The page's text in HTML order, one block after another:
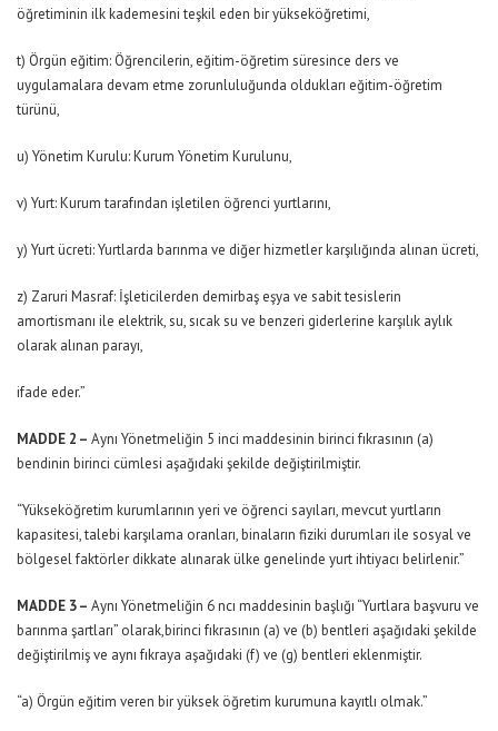
öğretiminin ilk kademesini teşkil eden bir yükseköğretimi,
t) Örgün eğitim: Öğrencilerin, eğitim-öğretim süresince ders ve
uygulamalara devam etme zorunluluğunda oldukları eğitim-öğretim
türünü,
u) Yönetim Kurulu: Kurum Yönetim Kurulunu,
v) Yurt: Kurum tarafından işletilen öğrenci yurtlarını,
y) Yurt ücreti: Yurtlarda barınma ve diğer hizmetler karşılığında alınan ücreti,
z) Zaruri Masraf: İşleticilerden demirbaş eşya ve sabit tesislerin
amortismanı ile elektrik, su, sıcak su ve benzeri giderlerine karşılık aylık
olarak alınan parayı,
ifade eder.”
MADDE 2 – Aynı Yönetmeliğin 5 inci maddesinin birinci fıkrasının (a)
bendinin birinci cümlesi aşağıdaki şekilde değiştirilmiştir.
“Yükseköğretim kurumlarının yeri ve öğrenci sayıları, mevcut yurtların
kapasitesi, talebi karşılama oranları, binaların fiziki durumları ile sosyal ve
bölgesel faktörler dikkate alınarak ülke genelinde yurt ihtiyacı belirlenir.”
MADDE 3 – Aynı Yönetmeliğin 6 ncı maddesinin başlığı “Yurtlara başvuru ve
barınma şartları” olarak,birinci fıkrasının (a) ve (b) bentleri aşağıdaki şekilde
değiştirilmiş ve aynı fıkraya aşağıdaki (f) ve (g) bentleri eklenmiştir.
“a) Örgün eğitim veren bir yüksek öğretim kurumuna kayıtlı olmak.”